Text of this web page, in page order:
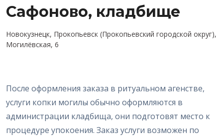
Сафоново, кладбище
Новокузнецк, Прокопьевск (Прокопьевский городской округ),
Могилёвская, 6
После оформления заказа в ритуальном агенстве,
услуги копки могилы обычно оформляются в
администрации кладбища, они подготовят место к
процедуре упокоения. Заказ услуги возможен по